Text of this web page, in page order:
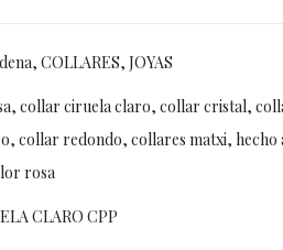
, COLLARES, JOYAS
, collar ciruela claro, collar cristal,
, collar redondo, collares matxi, hecho
rosa
CLARO CPP